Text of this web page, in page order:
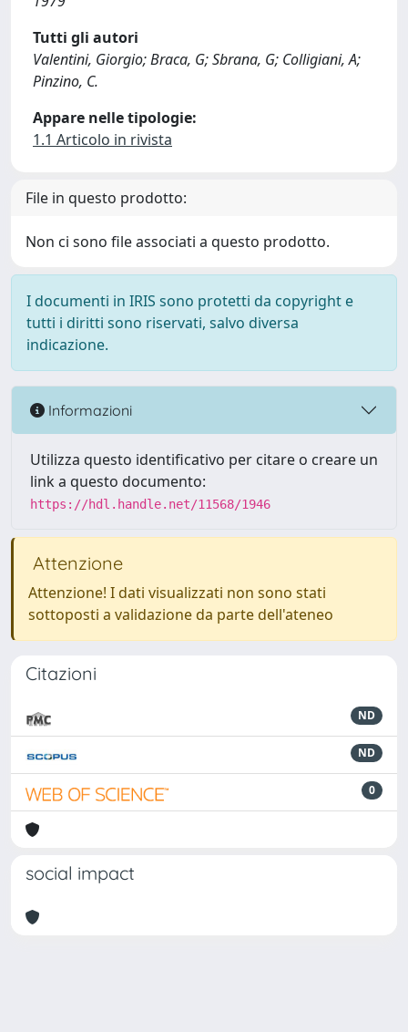
Tutti gli autori
Valentini, Giorgio; Braca, G; Sbrana, G; Colligiani, A;
Pinzino, C.
Appare nelle tipologie:
1.1 Articolo in rivista
File in questo prodotto:
Non ci sono file associati a questo prodotto.
I documenti in IRIS sono protetti da copyright e
tutti i diritti sono riservati, salvo diversa
indicazione.
Informazioni
Utilizza questo identificativo per citare o creare un
link a questo documento:
https://hdl.handle.net/11568/1946
Attenzione
Attenzione! I dati visualizzati non sono stati
sottoposti a validazione da parte dell'ateneo
Citazioni
ND
ND
0
social impact